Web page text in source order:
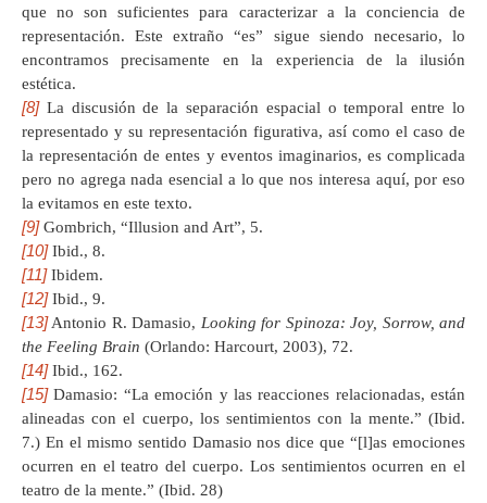
que no son suficientes para caracterizar a la conciencia de
representación. Este extraño “es” sigue siendo necesario, lo
encontramos precisamente en la experiencia de la ilusión
estética.
[8]La discusión de la separación espacial o temporal entre lo
representado y su representación figurativa, así como el caso de
la representación de entes y eventos imaginarios, es complicada
pero no agrega nada esencial a lo que nos interesa aquí, por eso
la evitamos en este texto.
[9]Gombrich, “Illusion and Art”, 5.
[10]Ibid., 8.
[11]Ibidem.
[12]Ibid., 9.
[13]Antonio R. Damasio, Looking for Spinoza: Joy, Sorrow, and
the Feeling Brain (Orlando: Harcourt, 2003), 72.
[14]Ibid., 162.
[15]Damasio: “La emoción y las reacciones relacionadas, están
alineadas con el cuerpo, los sentimientos con la mente.” (Ibid.
7.) En el mismo sentido Damasio nos dice que “[l]as emociones
ocurren en el teatro del cuerpo. Los sentimientos ocurren en el
teatro de la mente.” (Ibid. 28)